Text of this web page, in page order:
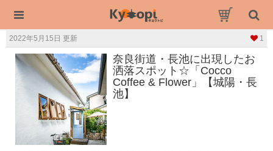
2022年5月15日 更新 1
奈良街道・長池に出現したお
洒落スポット☆「Cocco
Coffee & Flower」【城陽・長
池】